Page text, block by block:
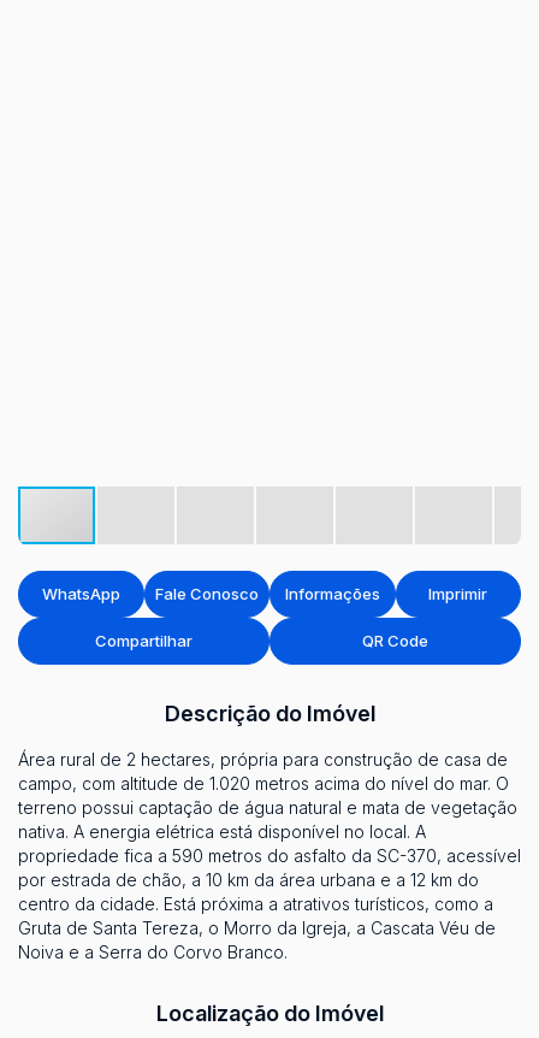
WhatsApp Fale Conosco Informações Imprimir
Compartilhar QR Code
Descrição do Imóvel
Área rural de 2 hectares, própria para construção de casa de
campo, com altitude de 1.020 metros acima do nível do mar. O
terreno possui captação de água natural e mata de vegetação
nativa. A energia elétrica está disponível no local. A
propriedade fica a 590 metros do asfalto da SC-370, acessível
por estrada de chão, a 10 km da área urbana e a 12 km do
centro da cidade. Está próxima a atrativos turísticos, como a
Gruta de Santa Tereza, o Morro da Igreja, a Cascata Véu de
Noiva e a Serra do Corvo Branco.
Localização do Imóvel